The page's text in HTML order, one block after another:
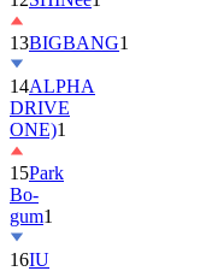
13BIGBANG1
14ALPHA
DRIVE
ONE)1
15Park
Bo-
gum1
16IU